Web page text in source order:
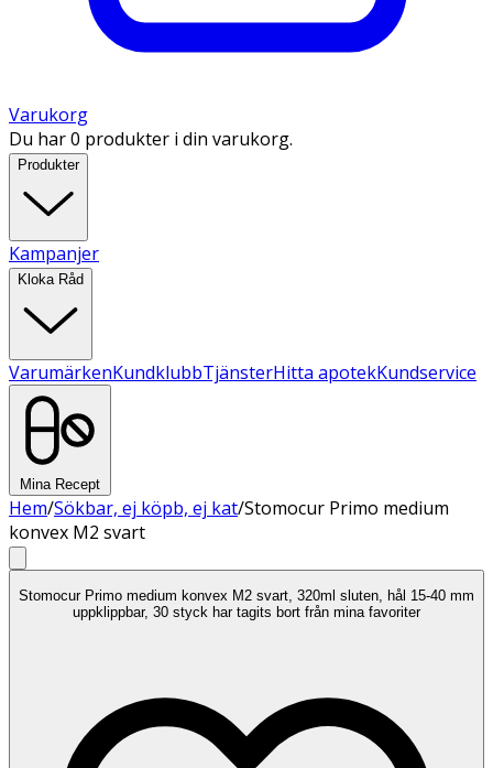
Varukorg
Du har 0 produkter i din varukorg.
Produkter
Kampanjer
Kloka Råd
VarumärkenKundklubbTjänsterHitta apotekKundservice
Mina Recept
Hem/Sökbar, ej köpb, ej kat/Stomocur Primo medium
konvex M2 svart
Stomocur Primo medium konvex M2 svart, 320ml sluten, hål 15-40 mm
uppklippbar, 30 styck har tagits bort från mina favoriter